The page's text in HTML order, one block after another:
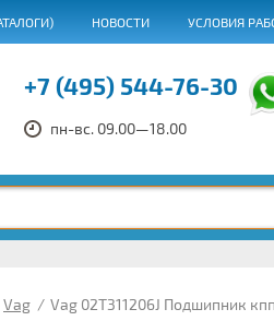
НОВОСТИ УСЛОВИЯ
+7 (495) 544-76-30
пн-вс. 09.00—18.00
Vag / Vag 02T311206J Подшипник кпп